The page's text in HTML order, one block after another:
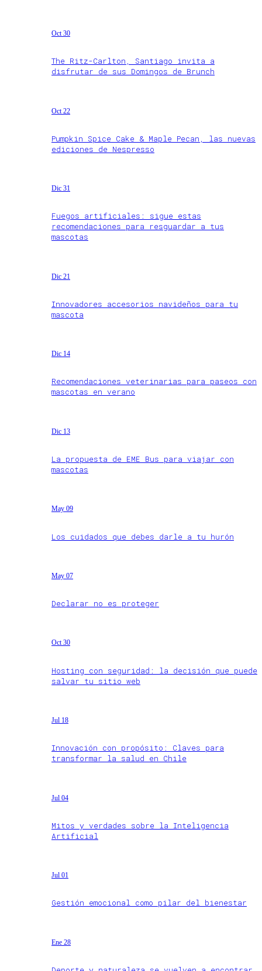
Oct 30
The Ritz-Carlton, Santiago invita a
disfrutar de sus Domingos de Brunch
Oct 22
Pumpkin Spice Cake & Maple Pecan, las nuevas
ediciones de Nespresso
Dic 31
Fuegos artificiales: sigue estas
recomendaciones para resguardar a tus
mascotas
Dic 21
Innovadores accesorios navideños para tu
mascota
Dic 14
Recomendaciones veterinarias para paseos con
mascotas en verano
Dic 13
La propuesta de EME Bus para viajar con
mascotas
May 09
Los cuidados que debes darle a tu hurón
May 07
Declarar no es proteger
Oct 30
Hosting con seguridad: la decisión que puede
salvar tu sitio web
Jul 18
Innovación con propósito: Claves para
transformar la salud en Chile
Jul 04
Mitos y verdades sobre la Inteligencia
Artificial
Jul 01
Gestión emocional como pilar del bienestar
Ene 28